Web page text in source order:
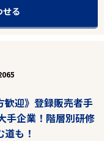
せる
歓迎》登録販売者手
企業！階層別研修
も！